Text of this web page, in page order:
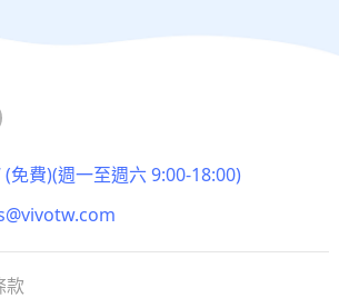
免費)(週一至週六 9:00-18:00)
款